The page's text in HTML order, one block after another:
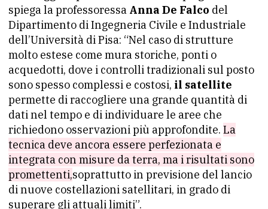
spiega la professoressa Anna De Falco del
Dipartimento di Ingegneria Civile e Industriale
dell’Università di Pisa: “Nel caso di strutture
molto estese come mura storiche, ponti o
acquedotti, dove i controlli tradizionali sul posto
sono spesso complessi e costosi, il satellite
permette di raccogliere una grande quantità di
dati nel tempo e di individuare le aree che
richiedono osservazioni più approfondite. La
tecnica deve ancora essere perfezionata e
integrata con misure da terra, ma i risultati sono
promettenti,soprattutto in previsione del lancio
di nuove costellazioni satellitari, in grado di
superare gli attuali limiti”.